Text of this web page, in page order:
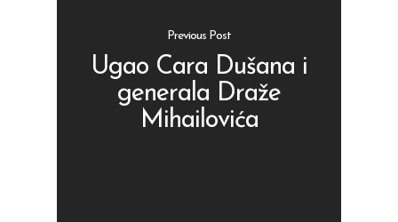
Previous Post
Ugao Cara Dušana i
generala Draže
Mihailovića